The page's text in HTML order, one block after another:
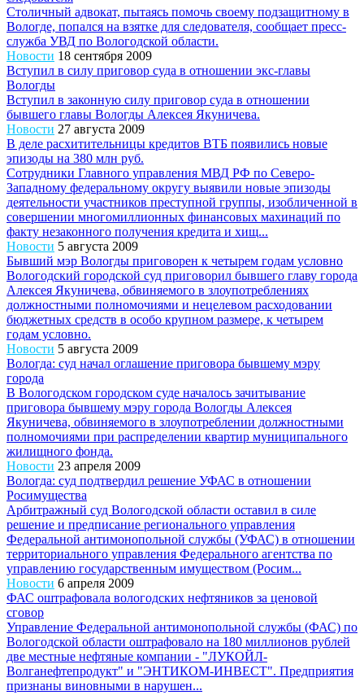
Столичный адвокат, пытаясь помочь своему подзащитному в
Вологде, попался на взятке для следователя, сообщает пресс-
служба УВД по Вологодской области.
Новости 18 сентября 2009
Вступил в силу приговор суда в отношении экс-главы
Вологды
Вступил в законную силу приговор суда в отношении
бывшего главы Вологды Алексея Якуничева.
Новости 27 августа 2009
В деле расхитительницы кредитов ВТБ появились новые
эпизоды на 380 млн руб.
Сотрудники Главного управления МВД РФ по Северо-
Западному федеральному округу выявили новые эпизоды
деятельности участников преступной группы, изобличенной в
совершении многомиллионных финансовых махинаций по
факту незаконного получения кредита и хищ...
Новости 5 августа 2009
Бывший мэр Вологды приговорен к четырем годам условно
Вологодский городской суд приговорил бывшего главу города
Алексея Якуничева, обвиняемого в злоупотреблениях
должностными полномочиями и нецелевом расходовании
бюджетных средств в особо крупном размере, к четырем
годам условно.
Новости 5 августа 2009
Вологда: суд начал оглашение приговора бывшему мэру
города
В Вологодском городском суде началось зачитывание
приговора бывшему мэру города Вологды Алексея
Якуничева, обвиняемого в злоупотреблении должностными
полномочиями при распределении квартир муниципального
жилищного фонда.
Новости 23 апреля 2009
Вологда: суд подтвердил решение УФАС в отношении
Росимущества
Арбитражный суд Вологодской области оставил в силе
решение и предписание регионального управления
Федеральной антимонопольной службы (УФАС) в отношении
территориального управления Федерального агентства по
управлению государственным имуществом (Росим...
Новости 6 апреля 2009
ФАС оштрафовала вологодских нефтяников за ценовой
сговор
Управление Федеральной антимонопольной службы (ФАС) по
Вологодской области оштрафовало на 180 миллионов рублей
две местные нефтяные компании - "ЛУКОЙЛ-
Волганефтепродукт" и "ЭНТИКОМ-ИНВЕСТ". Предприятия
признаны виновными в нарушен...